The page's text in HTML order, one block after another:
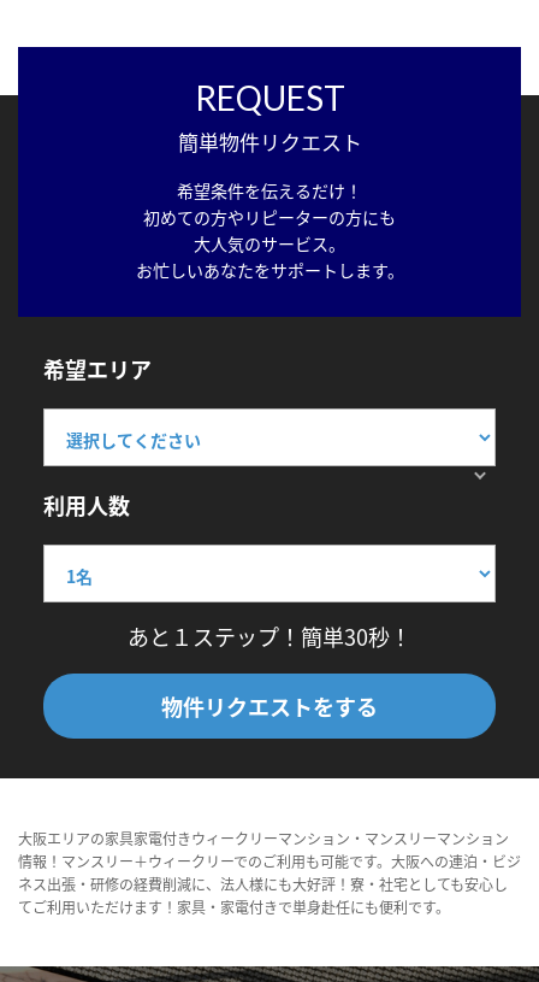
REQUEST
簡単物件リクエスト
希望条件を伝えるだけ！
初めての方やリピーターの方にも
大人気のサービス。
お忙しいあなたをサポートします。
希望エリア
利用人数
あと１ステップ！簡単30秒！
物件リクエストをする
大阪エリアの家具家電付きウィークリーマンション・マンスリーマンション
情報！マンスリー＋ウィークリーでのご利用も可能です。大阪への連泊・ビジ
ネス出張・研修の経費削減に、法人様にも大好評！寮・社宅としても安心し
てご利用いただけます！家具・家電付きで単身赴任にも便利です。